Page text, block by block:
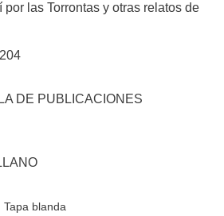
las Torrontas y otras relatos de
204
DE PUBLICACIONES
Tapa blanda